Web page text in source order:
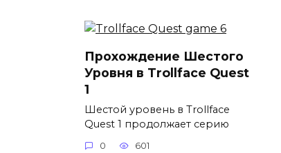
Прохождение Шестого
Уровня в Trollface Quest
1
Шестой уровень в Trollface
Quest 1 продолжает серию
0 601